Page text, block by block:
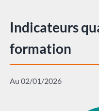
Indicateurs
formation
Au 02/01/2026